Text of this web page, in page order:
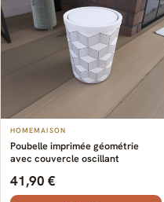
HOMEMAISON
Poubelle imprimée géométrie
avec couvercle oscillant
41,90 €